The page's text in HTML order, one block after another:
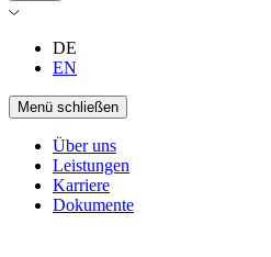
DE
EN
Menü schließen
Über uns
Leistungen
Karriere
Dokumente